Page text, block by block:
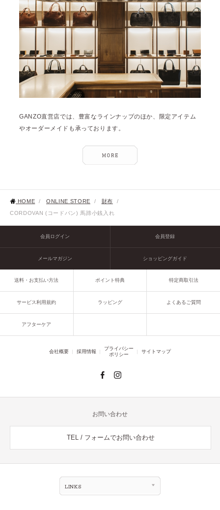
GANZO直営店では、豊富なラインナップのほか、限定アイテム
やオーダーメイドも承っております。
HOME / ONLINE STORE / 財布
/
CORDOVAN (コードバン) 馬蹄小銭入れ
会員ログイン 会員登録
メールマガジン ショッピングガイド
送料・お支払い方法 ポイント特典 特定商取引法
サービス利用規約 ラッピング よくあるご質問
アフターケア
会社概要 採用情報
プライバシー
ポリシー
サイトマップ
お問い合わせ
TEL / フォームでお問い合わせ
LINKS